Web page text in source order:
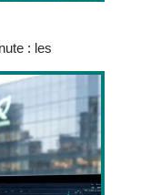
: les